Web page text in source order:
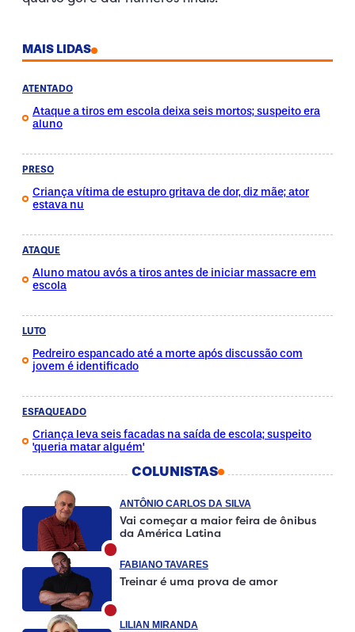
MAIS LIDAS
ATENTADO
Ataque a tiros em escola deixa seis mortos; suspeito era
aluno
PRESO
Criança vítima de estupro gritava de dor, diz mãe; ator
estava nu
ATAQUE
Aluno matou avós a tiros antes de iniciar massacre em
escola
LUTO
Pedreiro espancado até a morte após discussão com
jovem é identificado
ESFAQUEADO
Criança leva seis facadas na saída de escola; suspeito
'queria matar alguém'
COLUNISTAS
ANTÔNIO CARLOS DA SILVA
Vai começar a maior feira de ônibus
da América Latina
FABIANO TAVARES
Treinar é uma prova de amor
LILIAN MIRANDA